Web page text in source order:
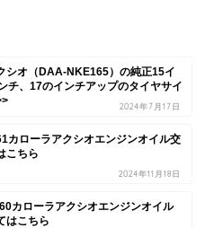
シオ（DAA-NKE165）の純正15イ
チ、17のインチアップのタイヤサイ
2024年7月17日
カローラアクシオエンジンオイル交
こちら
2024年11月18日
カローラアクシオエンジンオイル
はこちら